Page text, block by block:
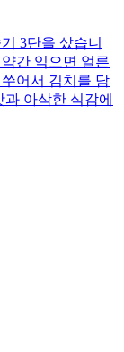
3단을 샀습니
간 익으면 얼른
어서 김치를 담
아삭한 식감에